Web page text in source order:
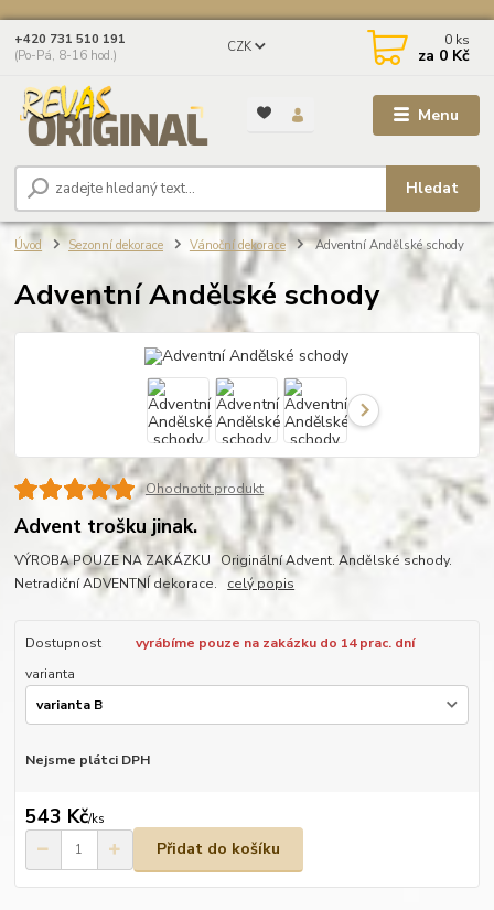
Menu
CZK
Hledat
+420 731 510 191
(Po-Pá, 8-16 hod.)
0 ks
za 0 Kč
Úvod Sezonní dekorace Vánoční dekorace Adventní Andělské schody
Adventní Andělské schody
Ohodnotit produkt
Advent trošku jinak.
VÝROBA POUZE NA ZAKÁZKU Originální Advent. Andělské schody.
Netradiční ADVENTNÍ dekorace. celý popis
Dostupnost
vyrábíme pouze na zakázku do 14 prac. dní
varianta
Nejsme plátci DPH
543 Kč/ks
Přidat do košíku